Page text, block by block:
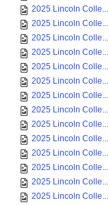
2025 Lincoln Colle...
2025 Lincoln Colle...
2025 Lincoln Colle...
2025 Lincoln Colle...
2025 Lincoln Colle...
2025 Lincoln Colle...
2025 Lincoln Colle...
2025 Lincoln Colle...
2025 Lincoln Colle...
2025 Lincoln Colle...
2025 Lincoln Colle...
2025 Lincoln Colle...
2025 Lincoln Colle...
2025 Lincoln Colle...